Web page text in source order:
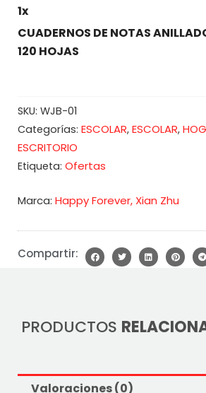
1x
CUADERNOS DE NOTAS
120 HOJAS
SKU: WJB-01
Categorías: ESCOLAR, ESCOLAR,
ESCRITORIO
Etiqueta: Ofertas
Marca: Happy Forever, Xian Zhu
Compartir:
PRODUCTOS
Valoraciones (0)